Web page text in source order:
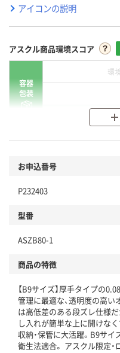
アイコンの説明
アスクル商品環境スコア
容器
包装
環
分別
本体
仕組
この商品の環境配慮ポイン
アスクル商品環境スコア詳
お申込番号
P232403
型番
ASZB80-1
商品の特徴
【B9サイズ】厚手タイプの
管理に最適な、透明度の高
は高低差のある段ズレ仕様
し入れが簡単な上に開けな
収納・保管に大活躍。B9サ
衛生法適合。 アスクル限定